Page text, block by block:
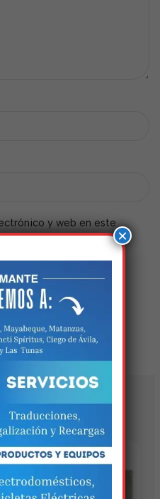
y web en este
comente.
×
página estará
novidades
pela